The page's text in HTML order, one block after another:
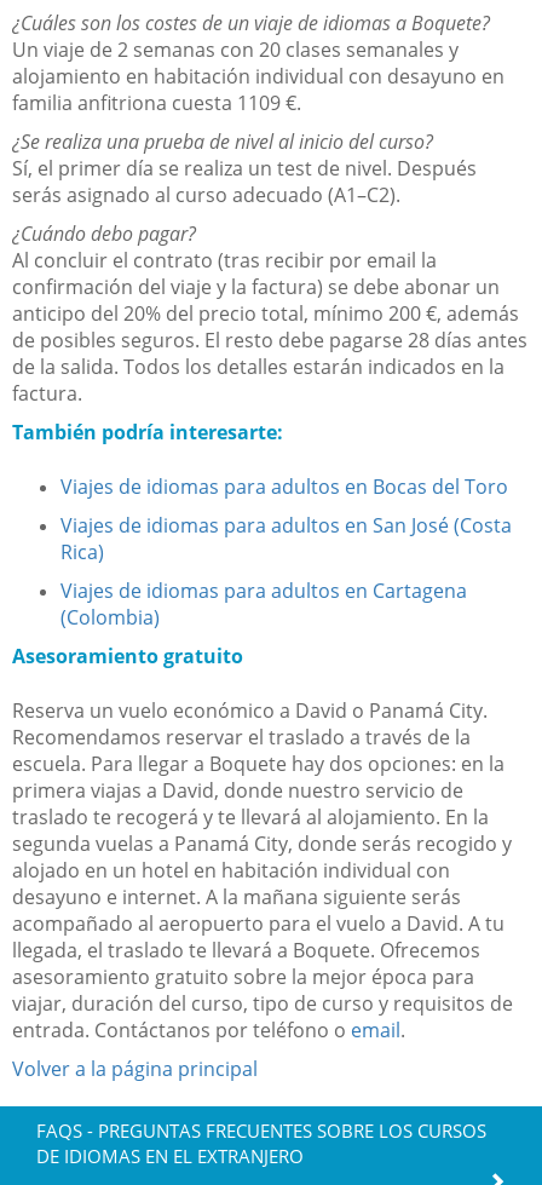
¿Cuáles son los costes de un viaje de idiomas a Boquete?
Un viaje de 2 semanas con 20 clases semanales y
alojamiento en habitación individual con desayuno en
familia anfitriona cuesta 1109 €.
¿Se realiza una prueba de nivel al inicio del curso?
Sí, el primer día se realiza un test de nivel. Después
serás asignado al curso adecuado (A1–C2).
¿Cuándo debo pagar?
Al concluir el contrato (tras recibir por email la
confirmación del viaje y la factura) se debe abonar un
anticipo del 20% del precio total, mínimo 200 €, además
de posibles seguros. El resto debe pagarse 28 días antes
de la salida. Todos los detalles estarán indicados en la
factura.
También podría interesarte:
Viajes de idiomas para adultos en Bocas del Toro
Viajes de idiomas para adultos en San José (Costa
Rica)
Viajes de idiomas para adultos en Cartagena
(Colombia)
Asesoramiento gratuito
Reserva un vuelo económico a David o Panamá City.
Recomendamos reservar el traslado a través de la
escuela. Para llegar a Boquete hay dos opciones: en la
primera viajas a David, donde nuestro servicio de
traslado te recogerá y te llevará al alojamiento. En la
segunda vuelas a Panamá City, donde serás recogido y
alojado en un hotel en habitación individual con
desayuno e internet. A la mañana siguiente serás
acompañado al aeropuerto para el vuelo a David. A tu
llegada, el traslado te llevará a Boquete. Ofrecemos
asesoramiento gratuito sobre la mejor época para
viajar, duración del curso, tipo de curso y requisitos de
entrada. Contáctanos por teléfono o email.
Volver a la página principal
FAQS - PREGUNTAS FRECUENTES SOBRE LOS CURSOS
DE IDIOMAS EN EL EXTRANJERO